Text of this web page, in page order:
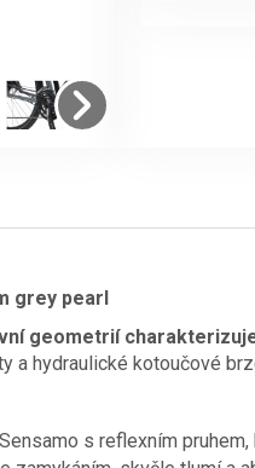
grey pearl
geometrií
a hydraulické kotoučové
s reflexním